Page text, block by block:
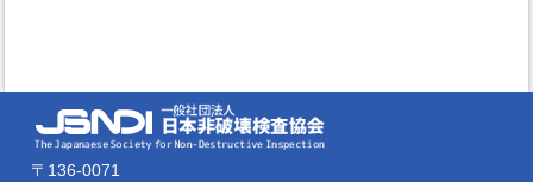
〒136-0071